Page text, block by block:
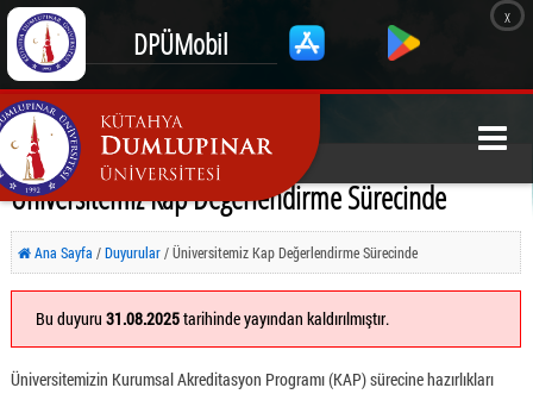
DPÜMobil
x
Üniversitemiz Kap Değerlendirme Sürecinde
Ana Sayfa /Duyurular/ Üniversitemiz Kap Değerlendirme Sürecinde
Bu duyuru 31.08.2025tarihinde yayından kaldırılmıştır.
Üniversitemizin Kurumsal Akreditasyon Programı (KAP) sürecine hazırlıkları